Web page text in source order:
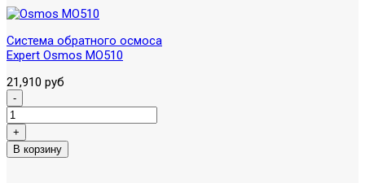
Система обратного осмоса
Expert Osmos MO510
21,910 руб